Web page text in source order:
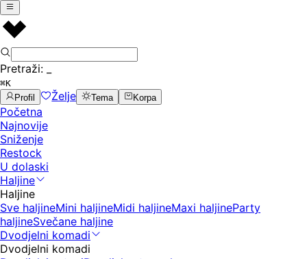
Pretraži:
⌘K
Profil
Želje Tema Korpa
Početna
Najnovije
Sniženje
Restock
U dolaski
Haljine
Haljine
Sve haljineMini haljineMidi haljineMaxi haljineParty
haljineSvečane haljine
Dvodjelni komadi
Dvodjelni komadi